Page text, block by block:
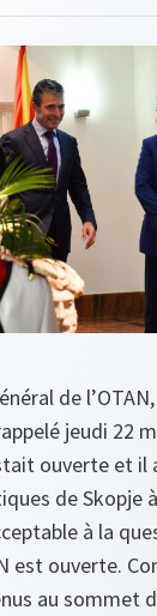
de
jeudi 22
ouverte et il
de Skopje
à la
est ouverte.
au sommet